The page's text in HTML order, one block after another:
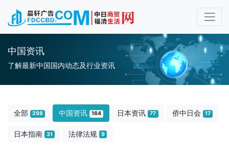
中国资讯
了解最新中国国内动态及行业资讯
全部 298 中国资讯 164 日本资讯 77 侨中日会 17
日本指南 31 法律法规 9